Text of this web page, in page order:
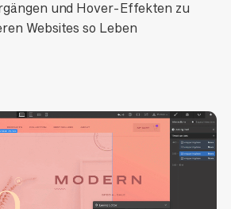
und Hover-Effekten zu
Websites so Leben